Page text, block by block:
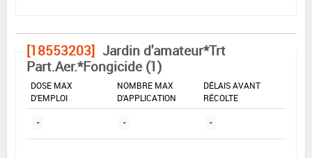
[18553203] Jardin d'amateur*Trt
Part.Aer.*Fongicide (1)
DOSE MAX
D'EMPLOI
NOMBRE MAX
D'APPLICATION
DÉLAIS AVANT
RÉCOLTE
- - -